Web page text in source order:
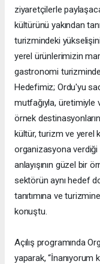
ziyaretçilerle
kültürünü yakından
turizmindeki
yerel ürünlerimizin
gastronomi
Hedefimiz; Ordu'yu
mutfağıyla, üretimiyle
örnek
kültür, turizm ve yerel
organizasyona
anlayışının güzel bir
sektörün aynı hedef
tanıtımına ve
konuştu.
Açılış programında
yaparak,